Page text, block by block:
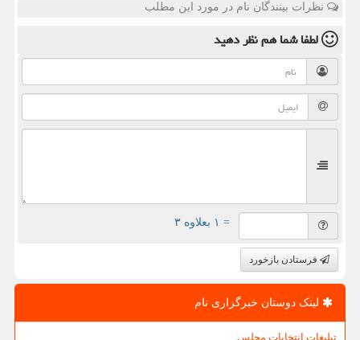
نظرات بینندگان نام در مورد این مطلب
لطفا شما همنظر دهید
= ۱ بعلاوه ۳
فرستادن بازخورد
لینک دوستان خبرگزاری نام
تبلیغات انتخابات مجلس